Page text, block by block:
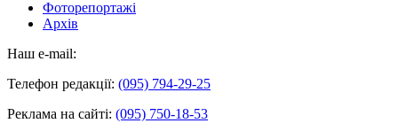
Фоторепортажі
Архів
Наш e-mail:
Телефон редакції: (095) 794-29-25
Реклама на сайті: (095) 750-18-53